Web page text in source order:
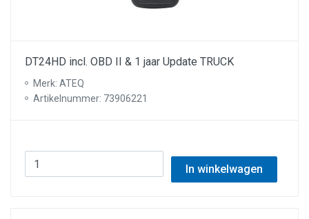
DT24HD incl. OBD II & 1 jaar Update TRUCK
Merk: ATEQ
Artikelnummer: 73906221
In winkelwagen